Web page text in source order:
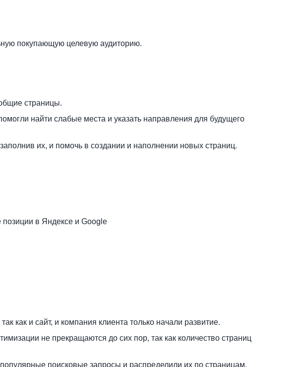
покупающую целевую аудиторию.
страницы.
найти слабые места и указать направления для будущего
их, и помочь в создании и наполнении новых страниц.
в Яндексе и Google
как и сайт, и компания клиента только начали развитие.
не прекращаются до сих пор, так как количество страниц
поисковые запросы и распределили их по страницам.